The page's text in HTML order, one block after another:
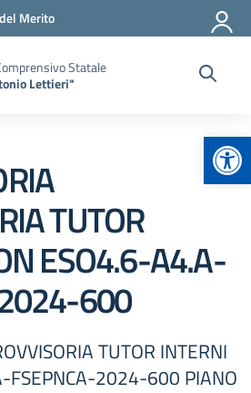
Merito
Statale
Lettieri"
TUTOR
ESO4.6-A4.A-
600
TUTOR INTERNI
FSEPNCA-2024-600 PIANO